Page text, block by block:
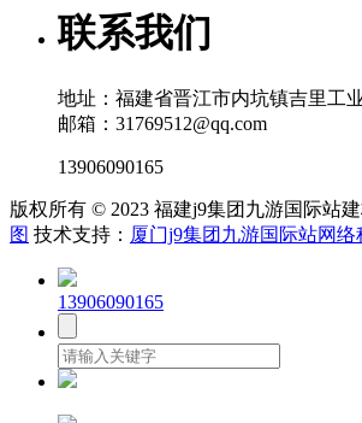
联系我们
地址：福建省晋江市内坑镇吉里工
邮箱：31769512@qq.com
13906090165
版权所有 © 2023 福建j9集团九游国际站
图 技术支持： 厦门j9集团九游国际站网络
13906090165